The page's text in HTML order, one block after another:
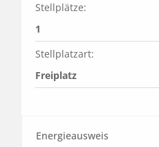
Stellplätze:
1
Stellplatzart:
Freiplatz
Energieausweis